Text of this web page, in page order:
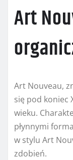
Art
Art Nouveau,
się pod koniec
wieku.
płynnymi
w stylu Art
zdobień.